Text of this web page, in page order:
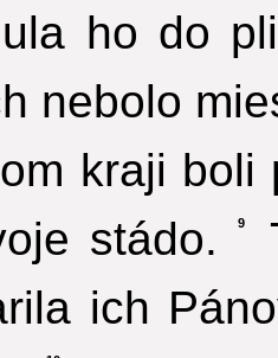
ho do
nebolo
kraji boli
stádo.
9
ich